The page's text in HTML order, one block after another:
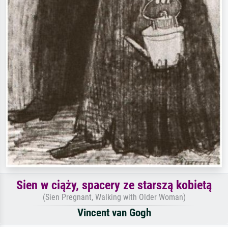
Sien w ciąży, spacery ze starszą kobietą
(Sien Pregnant, Walking with Older Woman)
Vincent van Gogh